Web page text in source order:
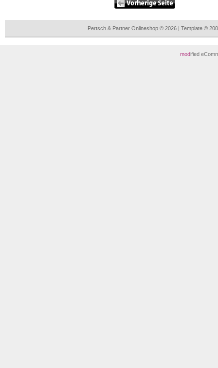
Pertsch & Partner Onlineshop © 2026 | Template ©
modified